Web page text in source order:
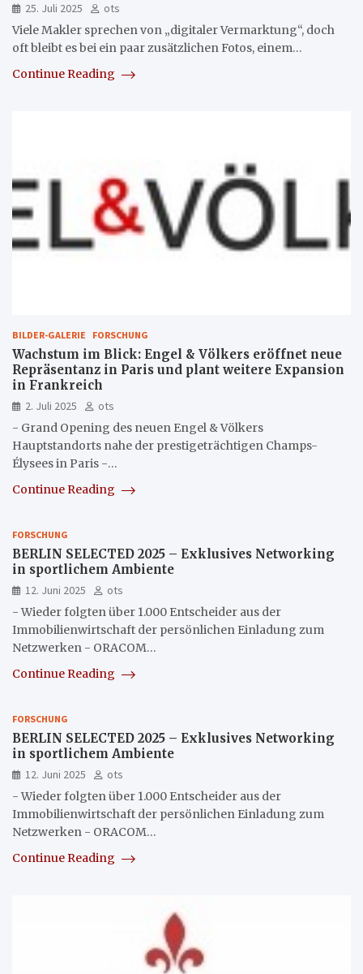
25. Juli 2025
ots
Viele Makler sprechen von „digitaler Vermarktung“, doch
oft bleibt es bei ein paar zusätzlichen Fotos, einem…
Continue Reading
BILDER-GALERIE FORSCHUNG
Wachstum im Blick: Engel & Völkers eröffnet neue
Repräsentanz in Paris und plant weitere Expansion
in Frankreich
2. Juli 2025
ots
- Grand Opening des neuen Engel & Völkers
Hauptstandorts nahe der prestigeträchtigen Champs-
Élysees in Paris -…
Continue Reading
FORSCHUNG
BERLIN SELECTED 2025 – Exklusives Networking
in sportlichem Ambiente
12. Juni 2025
ots
- Wieder folgten über 1.000 Entscheider aus der
Immobilienwirtschaft der persönlichen Einladung zum
Netzwerken - ORACOM…
Continue Reading
FORSCHUNG
BERLIN SELECTED 2025 – Exklusives Networking
in sportlichem Ambiente
12. Juni 2025
ots
- Wieder folgten über 1.000 Entscheider aus der
Immobilienwirtschaft der persönlichen Einladung zum
Netzwerken - ORACOM…
Continue Reading